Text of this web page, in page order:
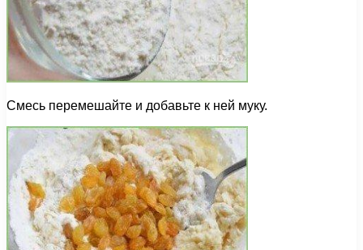
Смесь перемешайте и добавьте к ней муку.